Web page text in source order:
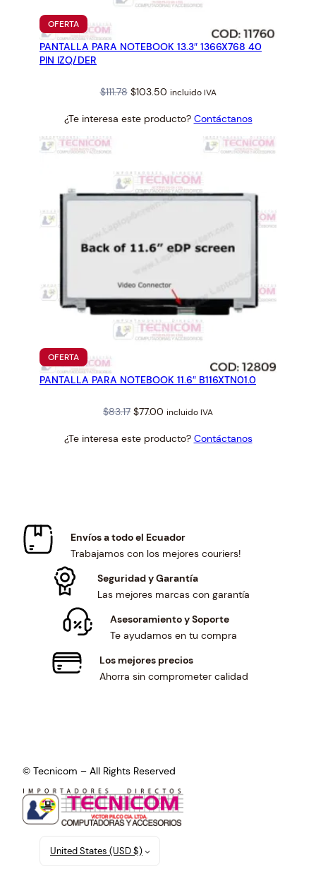
OFERTAPRODUCTO
EN
OFERTA
PANTALLA PARA NOTEBOOK 13.3″ 1366X768 40
PIN IZQ/DER
$111.78 Original
was:
$103.50Current
is:
incluido IVA
¿Te interesa este producto? Contáctanos
OFERTAPRODUCTO
EN
OFERTA
PANTALLA PARA NOTEBOOK 11.6″ B116XTN01.0
$83.17 Original
was:
$77.00 Current
is:
incluido IVA
¿Te interesa este producto? Contáctanos
Envíos a todo el Ecuador
Trabajamos con los mejores couriers!
Seguridad y Garantía
Las mejores marcas con garantía
Asesoramiento y Soporte
Te ayudamos en tu compra
Los mejores precios
Ahorra sin comprometer calidad
© Tecnicom – All Rights Reserved
United States (USD $)